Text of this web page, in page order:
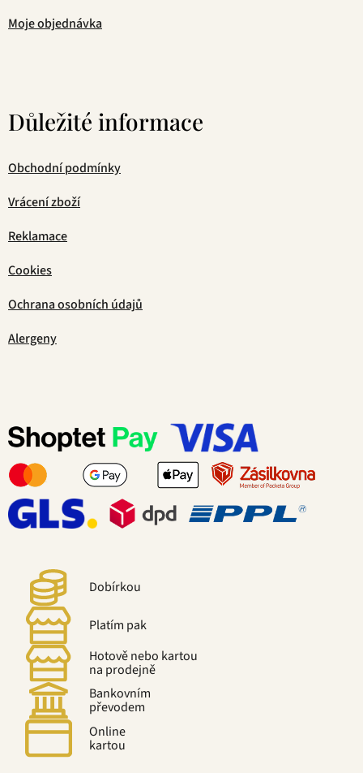
Moje objednávka
Důležité informace
Obchodní podmínky
Vrácení zboží
Reklamace
Cookies
Ochrana osobních údajů
Alergeny
Dobírkou
Platím pak
Hotově nebo kartou
na prodejně
Bankovním
převodem
Online
kartou